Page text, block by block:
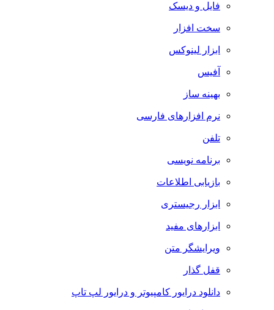
فایل و دیسک
سخت افزار
ابزار لینوکس
آفیس
بهینه ساز
نرم افزارهای فارسی
تلفن
برنامه نویسی
بازیابی اطلاعات
ابزار رجیستری
ابزارهای مفید
ویرایشگر متن
قفل گذار
دانلود درایور کامپیوتر و درایور لپ تاپ